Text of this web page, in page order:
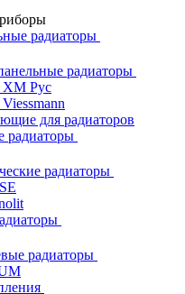
радиаторы
радиаторы
ХМ Рус
для радиаторов
радиаторы
радиаторы
радиаторы